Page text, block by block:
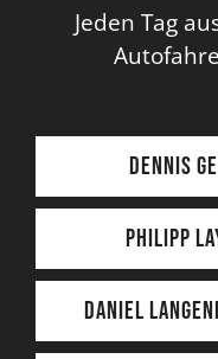
Jeden Tag
Dennis
Philipp
Daniel